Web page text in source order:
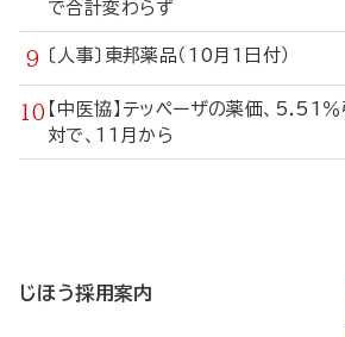
で合計変わらず
〔人事〕東邦薬品（10月1日付）
【中医協】テッペーザの薬価、
対で、11月から
じほう採用案内